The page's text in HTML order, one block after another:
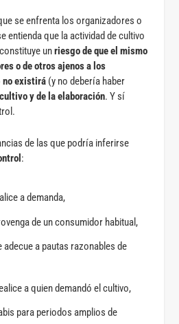
se enfrenta los organizadores o
entienda que la actividad de cultivo
unriesgo de que el mismo
o de otros ajenos a los
no existirá (y no debería haber
y de la elaboración. Y sí
de las que podría inferirse
:
a demanda,
de un consumidor habitual,
adecue a pautas razonables de
a quien demandó el cultivo,
para periodos amplios de